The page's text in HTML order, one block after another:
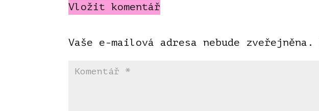
Vložit komentář
Vaše e-mailová adresa nebude zveřejněna.